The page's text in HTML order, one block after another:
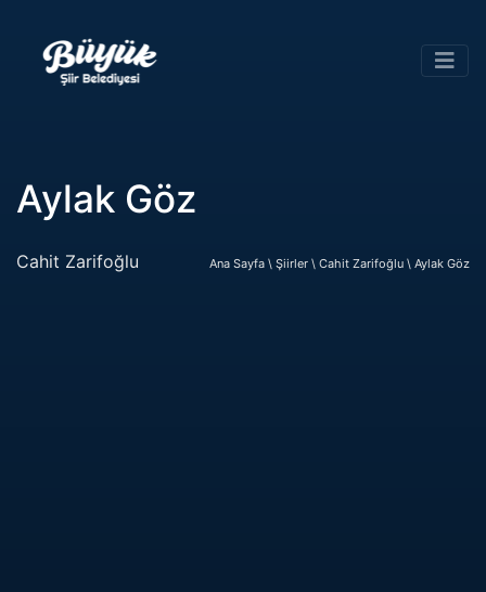
Aylak Göz
Cahit Zarifoğlu Ana Sayfa \ Şiirler \ Cahit Zarifoğlu \ Aylak Göz